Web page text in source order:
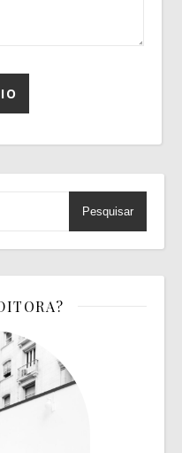
Pesquisar